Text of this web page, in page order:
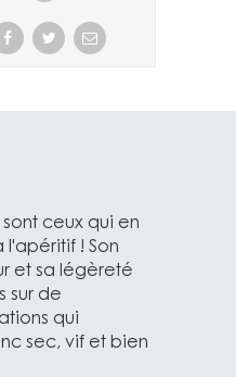
ceux qui en
l'apéritif ! Son
et sa légèreté
sur de
qui
sec, vif et bien